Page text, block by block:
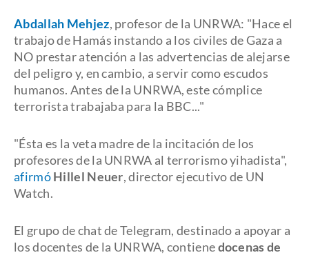
Abdallah Mehjez, profesor de la UNRWA: "Hace el
trabajo de Hamás instando a los civiles de Gaza a
NO prestar atención a las advertencias de alejarse
del peligro y, en cambio, a servir como escudos
humanos. Antes de la UNRWA, este cómplice
terrorista trabajaba para la BBC..."
"Ésta es la veta madre de la incitación de los
profesores de la UNRWA al terrorismo yihadista",
afirmóHillel Neuer, director ejecutivo de UN
Watch.
El grupo de chat de Telegram, destinado a apoyar a
los docentes de la UNRWA, contienedocenas de